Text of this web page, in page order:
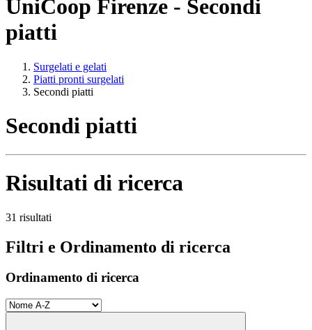
UniCoop Firenze - Secondi
piatti
Surgelati e gelati
Piatti pronti surgelati
Secondi piatti
Secondi piatti
Risultati di ricerca
31 risultati
Filtri e Ordinamento di ricerca
Ordinamento di ricerca